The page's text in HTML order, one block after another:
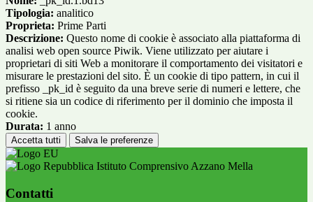
Tipologia: analitico
Proprieta: Prime Parti
Descrizione: Questo nome di cookie è associato alla piattaforma di
analisi web open source Piwik. Viene utilizzato per aiutare i
proprietari di siti Web a monitorare il comportamento dei visitatori e
misurare le prestazioni del sito. È un cookie di tipo pattern, in cui il
prefisso _pk_id è seguito da una breve serie di numeri e lettere, che
si ritiene sia un codice di riferimento per il dominio che imposta il
cookie.
Durata: 1 anno
Accetta tutti Salva le preferenze
Istituto Comprensivo Azzano Mella
Contatti